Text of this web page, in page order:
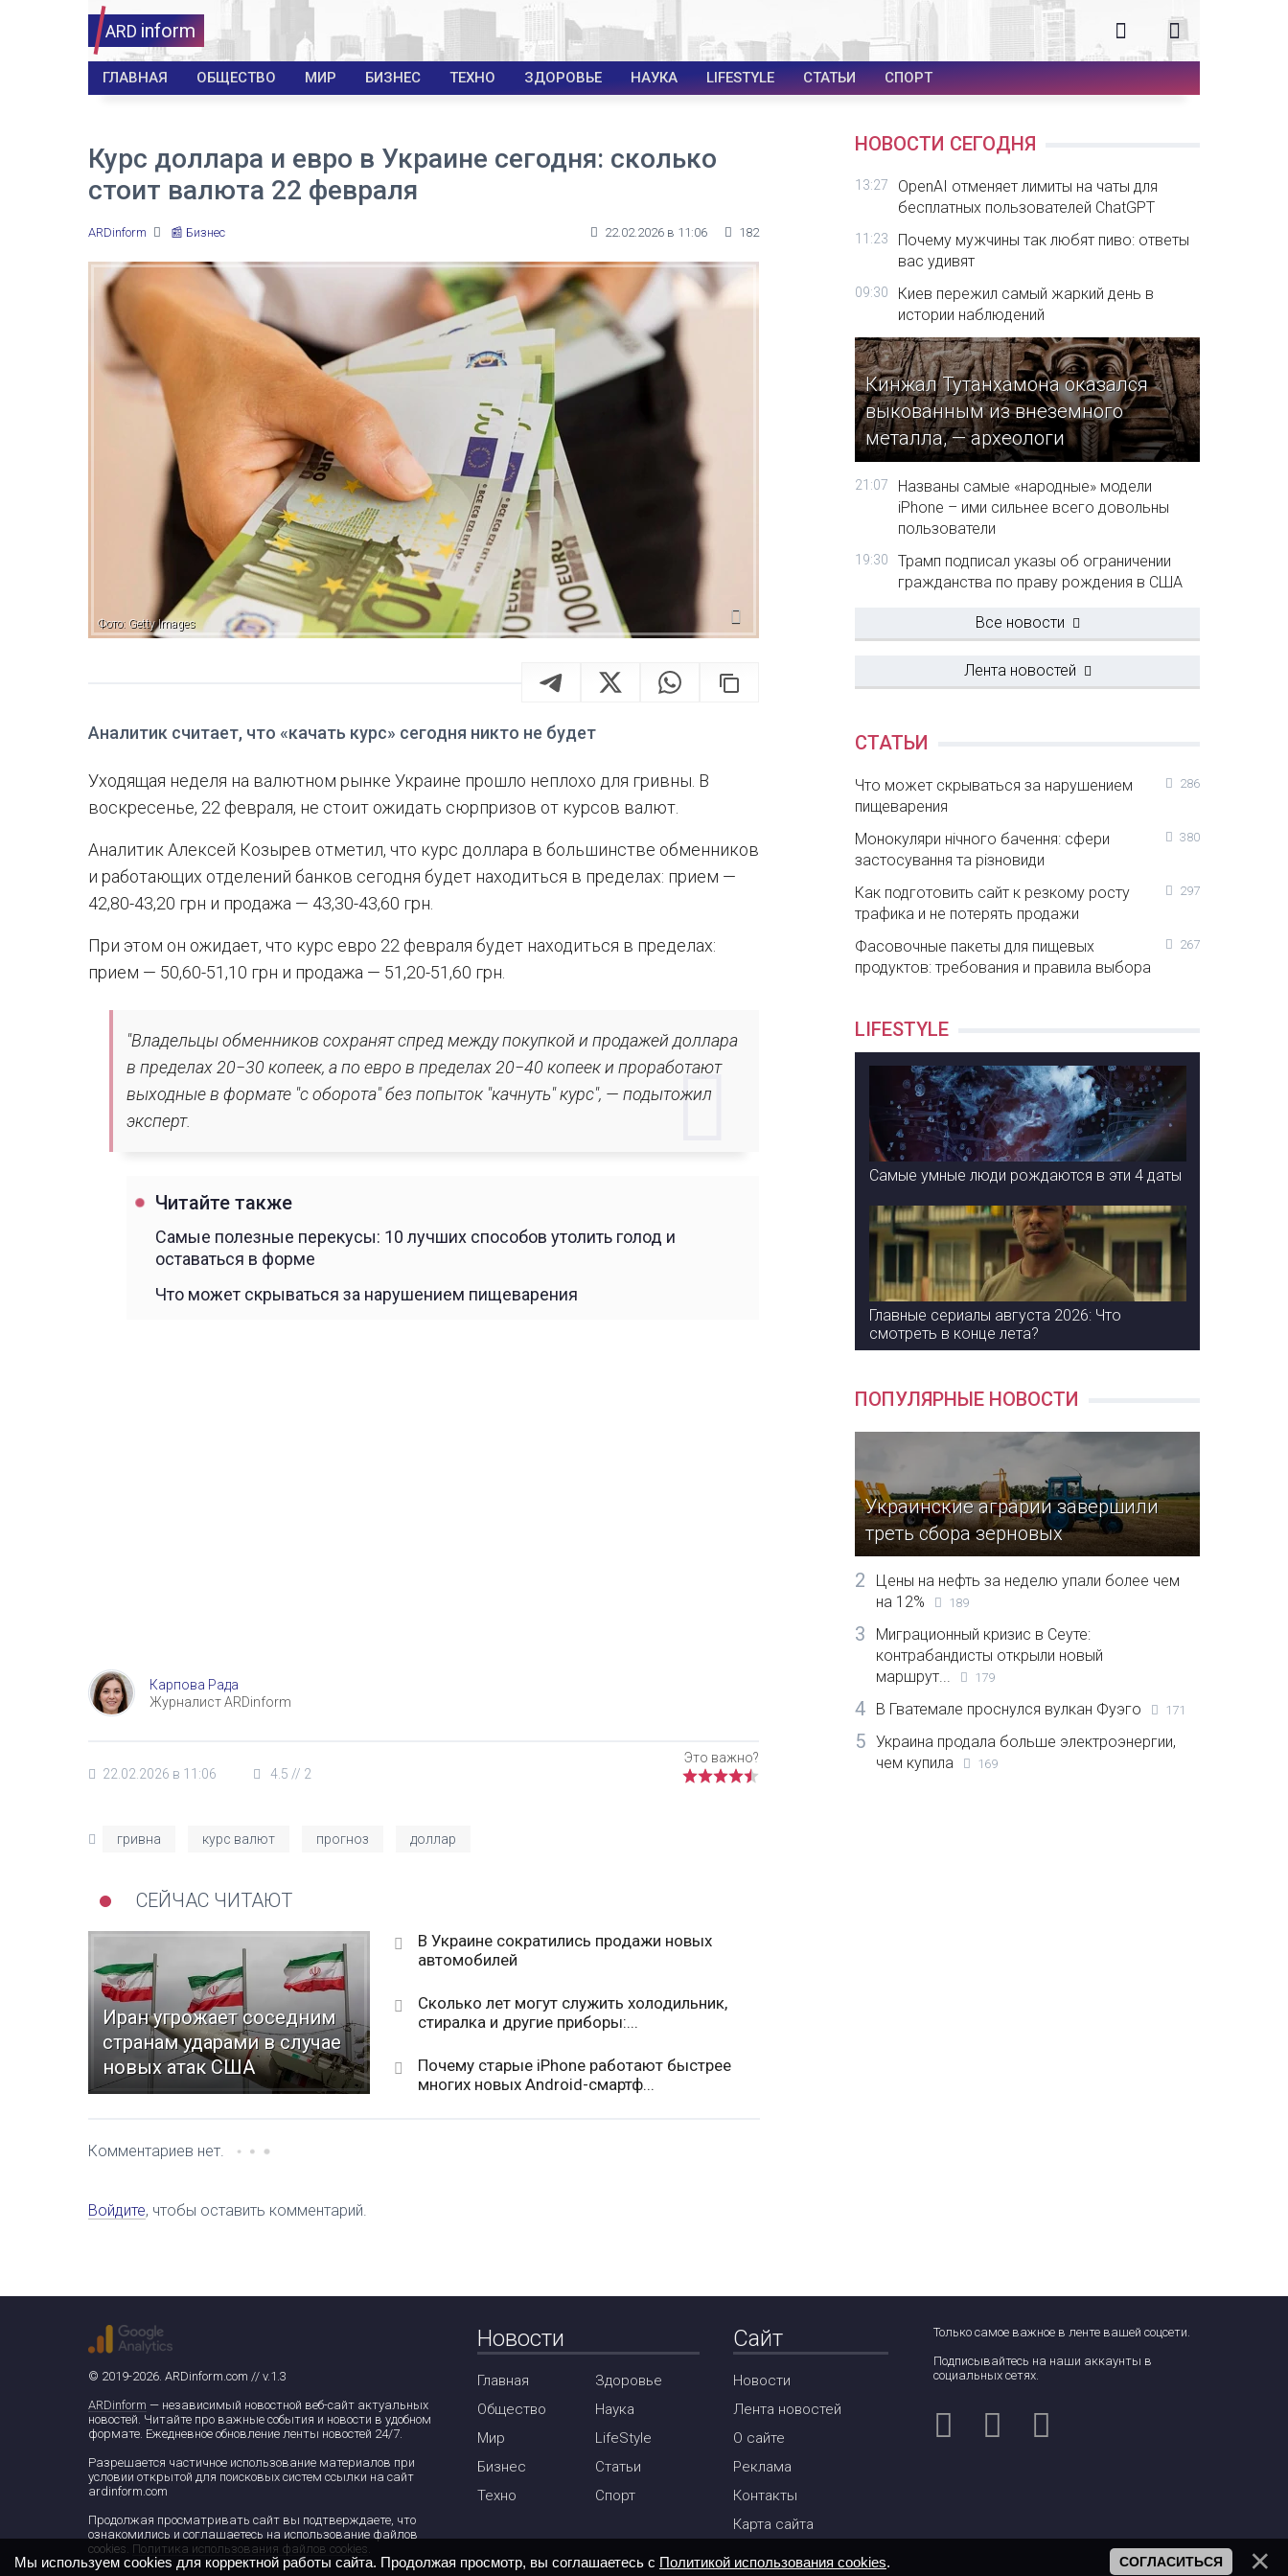
ARD inform
ГЛАВНАЯ ОБЩЕСТВО МИР БИЗНЕС ТЕХНО ЗДОРОВЬЕ НАУКА LIFESTYLE СТАТЬИ СПОРТ
Курс доллара и евро в Украине сегодня: сколько
стоит валюта 22 февраля
ARDinform 📰 Бизнес 22.02.2026 в 11:06 182
Фото: Getty Images
Аналитик считает, что «качать курс» сегодня никто не будет
Уходящая неделя на валютном рынке Украине прошло неплохо для гривны. В
воскресенье, 22 февраля, не стоит ожидать сюрпризов от курсов валют.
Аналитик Алексей Козырев отметил, что курс доллара в большинстве обменников
и работающих отделений банков сегодня будет находиться в пределах: прием —
42,80-43,20 грн и продажа — 43,30-43,60 грн.
При этом он ожидает, что курс евро 22 февраля будет находиться в пределах:
прием — 50,60-51,10 грн и продажа — 51,20-51,60 грн.
"Владельцы обменников сохранят спред между покупкой и продажей доллара
в пределах 20−30 копеек, а по евро в пределах 20−40 копеек и проработают
выходные в формате "с оборота" без попыток "качнуть" курс", — подытожил
эксперт.
Читайте также
Самые полезные перекусы: 10 лучших способов утолить голод и
оставаться в форме
Что может скрываться за нарушением пищеварения
Карпова Рада
Журналист ARDinform
22.02.2026 в 11:06 4.5 // 2
гривна курс валют прогноз доллар
СЕЙЧАС ЧИТАЮТ
Иран угрожает соседним
странам ударами в случае
новых атак США
В Украине сократились продажи новых
автомобилей
Сколько лет могут служить холодильник,
стиралка и другие приборы:...
Почему старые iPhone работают быстрее
многих новых Android-смартф...
Комментариев нет.
Войдите, чтобы оставить комментарий.
НОВОСТИ СЕГОДНЯ
13:27
OpenAI отменяет лимиты на чаты для
бесплатных пользователей ChatGPT
11:23
Почему мужчины так любят пиво: ответы
вас удивят
09:30
Киев пережил самый жаркий день в
истории наблюдений
Кинжал Тутанхамона оказался
выкованным из внеземного
металла, — археологи
21:07
Названы самые «народные» модели
iPhone – ими сильнее всего довольны
пользователи
19:30
Трамп подписал указы об ограничении
гражданства по праву рождения в США
Все новости
Лента новостей
СТАТЬИ
Что может скрываться за нарушением
пищеварения
286
Монокуляри нічного бачення: сфери
застосування та різновиди
380
Как подготовить сайт к резкому росту
трафика и не потерять продажи
297
Фасовочные пакеты для пищевых
продуктов: требования и правила выбора
267
LIFESTYLE
Самые умные люди рождаются в эти 4 даты
Главные сериалы августа 2026: Что
смотреть в конце лета?
ПОПУЛЯРНЫЕ НОВОСТИ
Украинские аграрии завершили
треть сбора зерновых
2
Цены на нефть за неделю упали более чем
на 12%
189
3
Миграционный кризис в Сеуте:
контрабандисты открыли новый
маршрут...
179
4 В Гватемале проснулся вулкан Фуэго 171
5
Украина продала больше электроэнергии,
чем купила
169
© 2019-2026. ARDinform.com // v.1.3
ARDinform — независимый новостной веб-сайт актуальных
новостей. Читайте про важные события и новости в удобном
формате. Ежедневное обновление ленты новостей 24/7.
Разрешается частичное использование материалов при
условии открытой для поисковых систем ссылки на сайт
ardinform.com
Продолжая просматривать сайт вы подтверждаете, что
ознакомились и соглашаетесь на использование файлов
cookies. Политика использования файлов cookies.
Новости
Главная
Общество
Мир
Бизнес
Техно
Здоровье
Наука
LifeStyle
Статьи
Спорт
Сайт
Новости
Лента новостей
О сайте
Реклама
Контакты
Карта сайта
Только самое важное в ленте вашей соцсети.
Подписывайтесь на наши аккаунты в
социальных сетях.
Мы используем cookies для корректной работы сайта. Продолжая просмотр, вы соглашаетесь с Политикой использования cookies. СОГЛАСИТЬСЯ